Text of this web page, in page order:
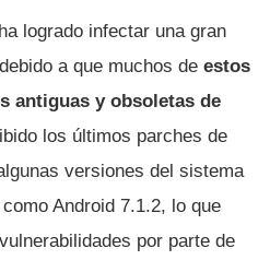
logrado infectar una gran
a que muchos de estos
antiguas y obsoletas de
los últimos parches de
versiones del sistema
Android 7.1.2, lo que
por parte de